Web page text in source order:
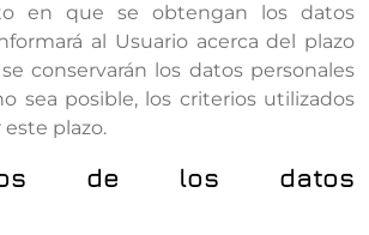
en que se obtengan los datos
al Usuario acerca del plazo
conservarán los datos personales
sea posible, los criterios utilizados
plazo.
de los datos